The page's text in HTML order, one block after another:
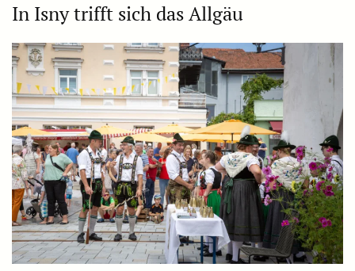
In Isny trifft sich das Allgäu